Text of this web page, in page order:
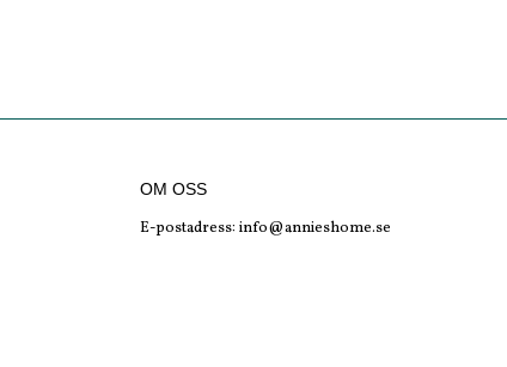
OM OSS
E-postadress: info@annieshome.se